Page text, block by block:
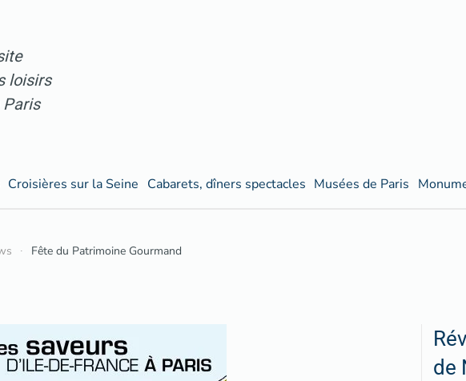
loisirs
Croisières sur la Seine Cabarets, dîners spectacles Musées de Paris
Fête du Patrimoine Gourmand
de